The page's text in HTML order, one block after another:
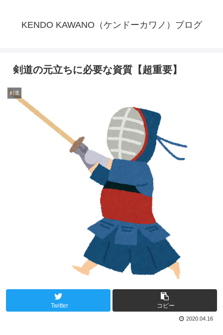
KENDO KAWANO（ケンドーカワノ）ブログ
剣道の元立ちに必要な資質【超重要】
剣道
Twitter コピー
2020.04.16